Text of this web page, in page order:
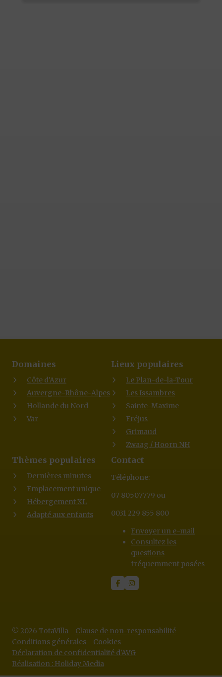
Domaines
Côte d'Azur
Auvergne-Rhône-Alpes
Hollande du Nord
Var
Lieux populaires
Le Plan-de-la-Tour
Les Issambres
Sainte-Maxime
Fréjus
Grimaud
Zwaag / Hoorn NH
Thèmes populaires
Dernières minutes
Emplacement unique
Hébergement XL
Adapté aux enfants
Contact
Téléphone:
07 80507779 ou
0031 229 855 800
Envoyer un e-mail
Consultez les
questions
fréquemment posées
© 2026 TotaVilla
Clause de non-responsabilité
Conditions générales
Cookies
Déclaration de confidentialité d'AVG
Réalisation : Holiday Media